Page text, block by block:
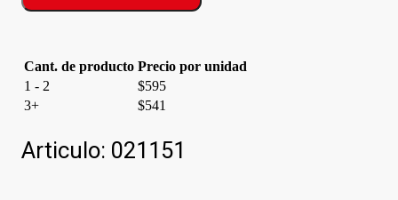
Cant. de producto Precio por unidad
1 - 2
$595
3+
$541
Articulo: 021151